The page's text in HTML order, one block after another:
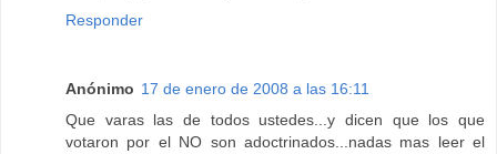
Responder
Anónimo 17 de enero de 2008 a las 16:11
Que varas las de todos ustedes...y dicen que los que
votaron por el NO son adoctrinados...nadas mas leer el